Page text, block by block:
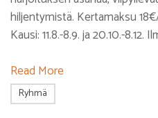
hiljentymistä. Kertamaksu
Kausi: 11.8.-8.9. ja 20.10.-
Read More
Ryhmä